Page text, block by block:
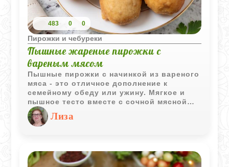
483 0 0
Пирожки и чебуреки
Пышные жареные пирожки с
вареным мясом
Пышные пирожки с начинкой из вареного
мяса - это отличное дополнение к
семейному обеду или ужину. Мягкое и
пышное тесто вместе с сочной мясной
начинкой создают уникальный вкус,
который непременно понравится всем
членам семьи. Эти пирожки можно
любой случай. Порадуйте своих близких
Лиза